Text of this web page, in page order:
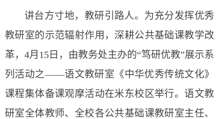
讲台方寸地，教研引路人。为充分发挥优秀
教研室的示范辐射作用，深耕公共基础课教学改
革，4月15日，由教务处主办的“笃研优教”展示系
列活动之——语文教研室《中华优秀传统文化》
课程集体备课观摩活动在米东校区举行。语文教
研室全体教师、全校各公共基础课教研室主任、